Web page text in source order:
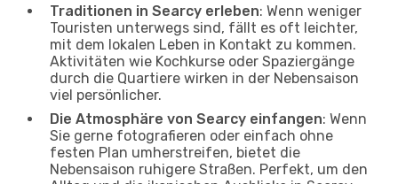
Traditionen in Searcy erleben: Wenn weniger
Touristen unterwegs sind, fällt es oft leichter,
mit dem lokalen Leben in Kontakt zu kommen.
Aktivitäten wie Kochkurse oder Spaziergänge
durch die Quartiere wirken in der Nebensaison
viel persönlicher.
Die Atmosphäre von Searcy einfangen: Wenn
Sie gerne fotografieren oder einfach ohne
festen Plan umherstreifen, bietet die
Nebensaison ruhigere Straßen. Perfekt, um den